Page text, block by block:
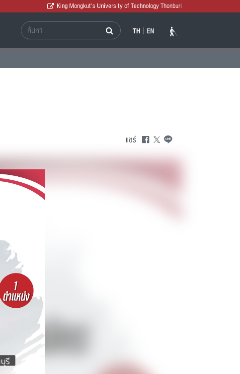
King Mongkut's University of Technology Thonburi
TH EN
แชร์